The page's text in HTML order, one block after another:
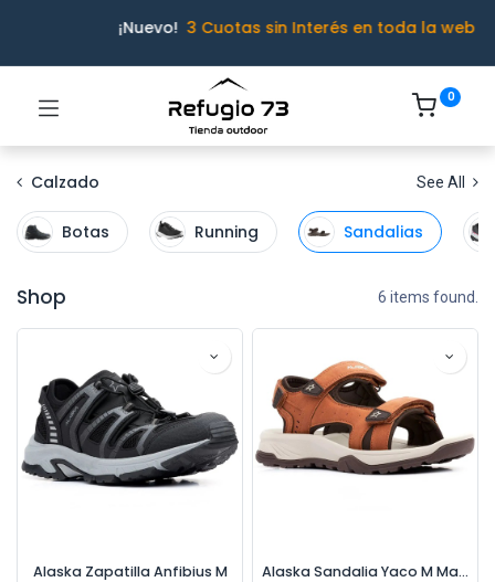
¡Nuevo! 3 Cuotas sin Interés en toda la web
0
Calzado See All
Botas Running Sandalias
Shop 6 items found.
Alaska Zapatilla Anfibius M Alaska Sandalia Yaco M Marron
Ivo · Refugio 73
● En línea